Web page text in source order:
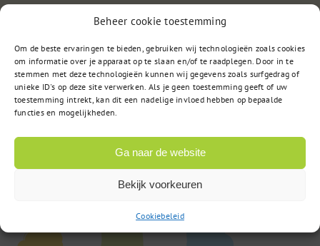
Beheer cookie toestemming
Om de beste ervaringen te bieden, gebruiken wij technologieën zoals cookies
om informatie over je apparaat op te slaan en/of te raadplegen. Door in te
stemmen met deze technologieën kunnen wij gegevens zoals surfgedrag of
unieke ID's op deze site verwerken. Als je geen toestemming geeft of uw
toestemming intrekt, kan dit een nadelige invloed hebben op bepaalde
functies en mogelijkheden.
Ga naar de website
Bekijk voorkeuren
Cookiebeleid
085 – 02 98 705
Op werkdagen bereikbaar
van 9:00u tot 17:00u